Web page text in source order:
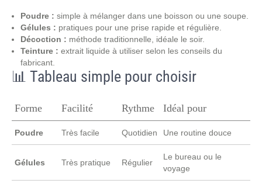
Poudre : simple à mélanger dans une boisson ou une soupe.
Gélules : pratiques pour une prise rapide et régulière.
Décoction : méthode traditionnelle, idéale le soir.
Teinture : extrait liquide à utiliser selon les conseils du
fabricant.
📊 Tableau simple pour choisir
Forme Facilité Rythme Idéal pour
Poudre Très facile Quotidien Une routine douce
Gélules Très pratique Régulier
Le bureau ou le
voyage